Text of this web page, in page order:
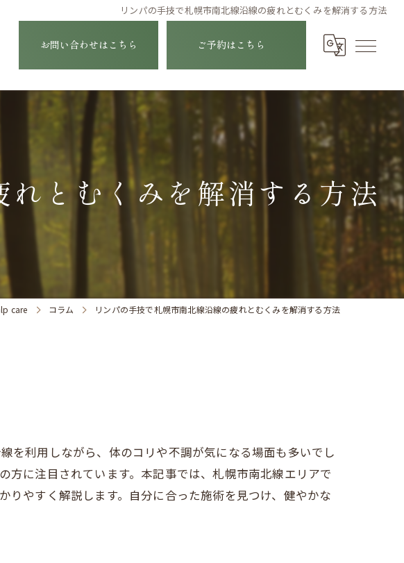
リンパの手技で札幌市南北線沿線の疲れとむくみを解消する方法
お問い合わせはこちら ご予約はこちら
とむくみを解消する方法
care コラム リンパの手技で札幌市南北線沿線の疲れとむくみを解消する方法
を利用しながら、体のコリや不調が気になる場面も多いでし
方に注目されています。本記事では、札幌市南北線エリアで
やすく解説します。自分に合った施術を見つけ、健やかな